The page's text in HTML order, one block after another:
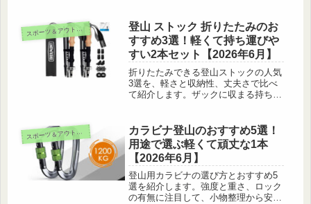
ス
ポーツ＆アウトドア
登山 ストック 折りたたみのお
すすめ3選！軽くて持ち運びや
すい2本セット【2026年6月】
折りたたみできる登山ストックの人気
3選を、軽さと収納性、丈夫さで比べ
て紹介します。ザックに収まる持ち運
ス
ポーツ＆アウトドア
カラビナ登山のおすすめ5選！
用途で選ぶ軽くて頑丈な1本
【2026年6月】
登山用カラビナの選び方とおすすめ5
選を紹介します。強度と重さ、ロック
の有無に注目して、小物整理から安全